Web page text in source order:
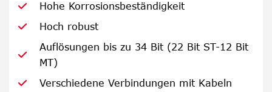
Hohe Korrosionsbeständigkeit
Hoch robust
Auflösungen bis zu 34 Bit (22 Bit ST-12 Bit
MT)
Verschiedene Verbindungen mit Kabeln